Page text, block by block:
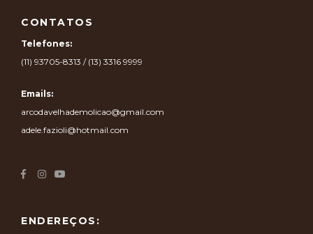
CONTATOS
Telefones:
(11) 93705-8313 / (13) 3316 9999
Emails:
arcodavelhademolicao@gmail.com
adele.fazioli@hotmail.com
ENDEREÇOS: